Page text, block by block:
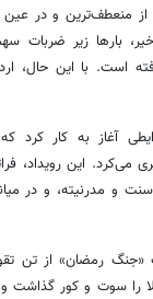
از منعطف‌ترین و در
بارها زیر ضربات
آغاز به کار کرد که
این رویداد،
و مدرنیته، و در
«جنگ رمضان» از تن
سوت و کور گذاشت و